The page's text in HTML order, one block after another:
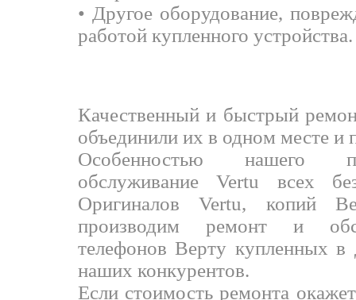
• Другое оборудование,
работой купленного устройства.
Качественный и быстрый
объединили их в одном месте и
Особенностью нашего
обслуживание Vertu всех
Оригиналов Vertu,
производим ремонт и
телефонов Верту купленных в
наших конкурентов.
Если стоимость ремонта